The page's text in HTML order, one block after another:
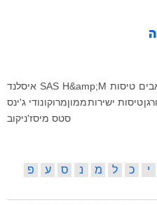
טיסות H&amp;M
SAS איסלנד
טיסות ישירותממוןמרוקונודי ג'ינס
סטס מיסז'ניקוב
י כ ל מ נ ס ע
פ